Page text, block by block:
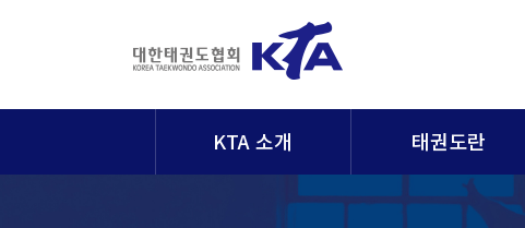
KTA 소개 태권도란